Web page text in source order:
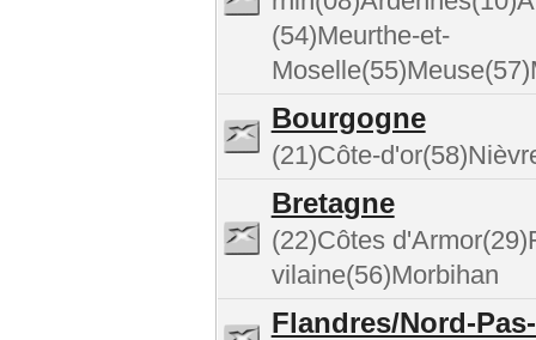
(54)Meurthe-et-
Bourgogne
(21)Côte-
Bretagne
(22)Côtes
vilaine(56)Morbihan
Flandres/Nord-